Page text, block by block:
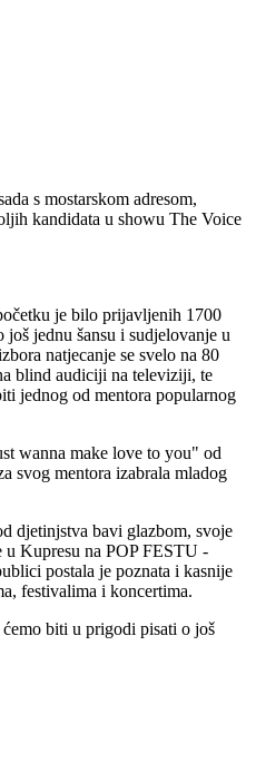
s mostarskom adresom,
kandidata u showu The Voice
je bilo prijavljenih 1700
jednu šansu i sudjelovanje u
natjecanje se svelo na 80
blind audiciji na televiziji, te
jednog od mentora popularnog
wanna make love to you" od
svog mentora izabrala mladog
djetinjstva bavi glazbom, svoje
u Kupresu na POP FESTU -
postala je poznata i kasnije
festivalima i koncertima.
biti u prigodi pisati o još